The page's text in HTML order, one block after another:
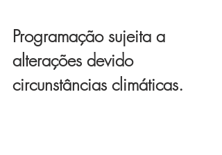
Programação sujeita a
alterações devido
circunstâncias climáticas.